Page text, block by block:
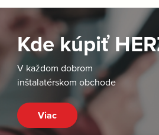
Kde kúpiť
V každom dobrom
inštalatérskom obchode
Viac